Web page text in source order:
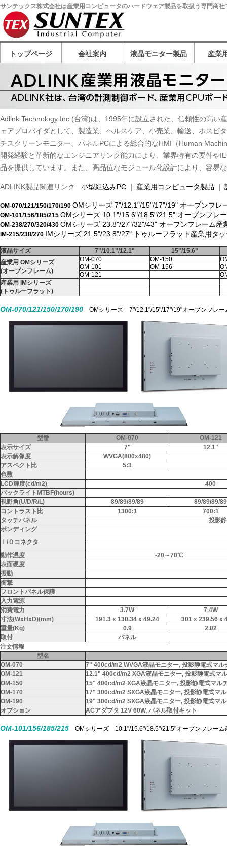
サンテックス株式会社は産業用コンピュータのハードウェア製品を取扱う専門商社
トップページ 会社案内 液晶モニター製品
小型液晶モニター
液晶ディスプレイ
小型液晶モジュール
EKAA サイネージディスプレイ
イソンジャパン LEDディスプレイ
AVLINK 映像機器
Rextron 映像機器
Shimbol 無線映像伝送装置
産業
産業用
産業用
産業用
ADLINK
oToBrite
RENICE
UDINFO
Adlink Technology Inc.(台湾)は、1995年に設立された、信頼性の高い
ェアプロバイダとして、製造業、ヘルスケア、小売業、輸送、ホス
チスクリーンモニター、パネルPCによる総合的なHMI（Human
開発経験と革新的なエンジニアリング能力により、業界特有の要件
品を提供しています。また、高品位なモジュール化設計により、容易
ADLINK製品関連リンク 小型組込みPC ｜ 産業用コンピュータ製品 ｜
OM-070/121/150/170/190 OMシリーズ 7"/12.1"/15"/17"/19" オープンフレ
OM-101/156/185/215 OMシリーズ 10.1"/15.6"/18.5"/21.5" オープンフレ
OM-238/270/320/430 OMシリーズ 23.8"/27"/32"/43" オープンフレーム
IM-215/238/270 IMシリーズ 21.5"/23.8"/27" トゥルーフラット産業用タ
液晶サイズ 7"/10.1"/12.1"
15"/15.6"
産業用 OMシリーズ
(オープンフレーム)
OM-070 OM-150
OM-101
OM-156
OM-121
産業用 IMシリーズ
(トゥルーフラット)
OM-070/121/150/170/190 OMシリーズ 7"/12.1"/15"/17"/19"オープンフレー
型番 OM-070
OM-121
表示サイズ
7"
12.1"
表示解像度
WVGA(800x480)
アスペクト比
5:3
色数
LCD輝度(cd/m2)
400
バックライトMTBF(hours)
視野角(U/D/R/L)
89/89/89/89
89/89/89/89
コントラスト比
1300:1
700:1
タッチパネル
投影
ボンディング
Ｉ/Ｏコネクタ
動作温度
-20～70℃
表面硬度
振動
衝撃
フロントパネル保護
入力電源
消費電力
3.7W
7.4W
寸法(WxHxD)(mm)
191.3 x 130.34 x 49.24
301 x 239.56 x
重量(Kg)
0.9
2.02
取付
パネル
注文情報
型名
OM-070
7" 400cd/m2 WVGA液晶モニター, 投影静電式マル
OM-121
12.1" 400cd/m2 XGA液晶モニター, 投影静電式マ
OM-150
15" 400cd/m2 XGA液晶モニター, 投影静電式マル
OM-170
17" 300cd/m2 SXGA液晶モニター, 投影静電式マ
OM-190
19" 300cd/m2 SXGA液晶モニター, 投影静電式マ
オプション
ACアダプタ 12V 60W, パネル取付キット
OM-101/156/185/215 OMシリーズ 10.1"/15.6"/18.5"/21.5"オープンフレーム